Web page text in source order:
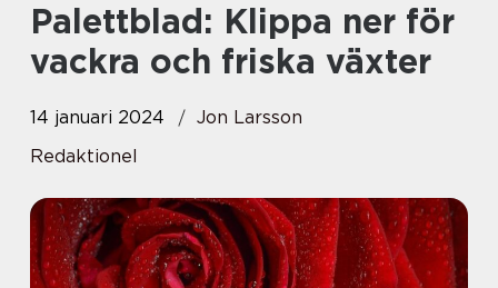
Palettblad: Klippa ner för
vackra och friska växter
14 januari 2024
Jon Larsson
Redaktionel